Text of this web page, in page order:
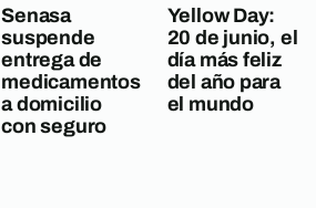
Senasa
suspende
entrega de
medicamentos
a domicilio
con seguro
Yellow Day:
20 de junio, el
día más feliz
del año para
el mundo